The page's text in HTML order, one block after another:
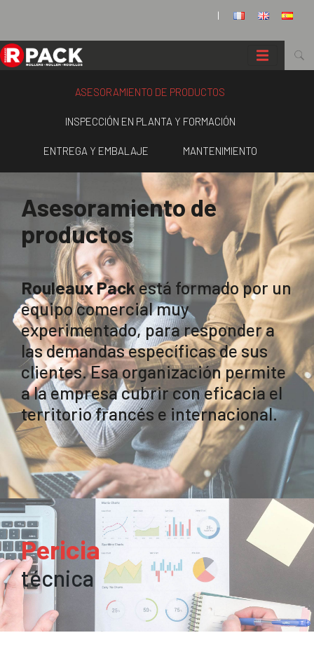
|
ASESORAMIENTO DE PRODUCTOS
INSPECCIÓN EN PLANTA Y FORMACIÓN
ENTREGA Y EMBALAJE MANTENIMIENTO
Asesoramiento de
productos
Rouleaux Packestá formado por un
equipo comercial muy
experimentado, para responder a
las demandas específicas de sus
clientes. Esa organización permite
a la empresa cubrir con eficacia el
territorio francés e internacional.
Pericia
técnica